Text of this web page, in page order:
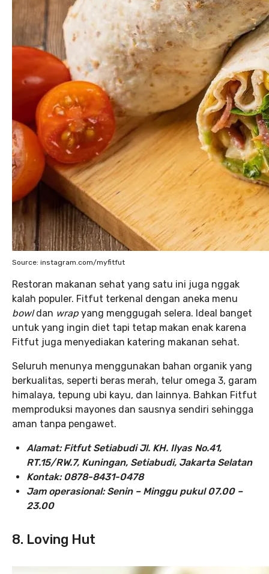
Source: instagram.com/myfitfut
Restoran makanan sehat yang satu ini juga nggak
kalah populer. Fitfut terkenal dengan aneka menu
bowldan wrap yang menggugah selera. Ideal banget
untuk yang ingin diet tapi tetap makan enak karena
Fitfut juga menyediakan katering makanan sehat.
Seluruh menunya menggunakan bahan organik yang
berkualitas, seperti beras merah, telur omega 3, garam
himalaya, tepung ubi kayu, dan lainnya. Bahkan Fitfut
memproduksi mayones dan sausnya sendiri sehingga
aman tanpa pengawet.
Alamat: Fitfut Setiabudi Jl. KH. Ilyas No.41,
RT.15/RW.7, Kuningan, Setiabudi, Jakarta Selatan
Kontak: 0878-8431-0478
Jam operasional: Senin – Minggu pukul 07.00 –
23.00
8. Loving Hut